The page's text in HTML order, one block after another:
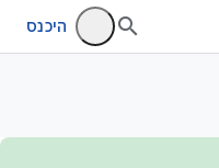
היכנס